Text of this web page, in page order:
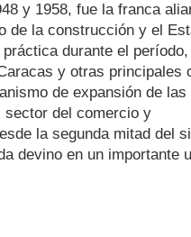
y 1958, fue la franca
de la construcción y el
práctica durante el
y otras principales
de expansión de
sector del comercio y
la segunda mitad del
devino en un importante